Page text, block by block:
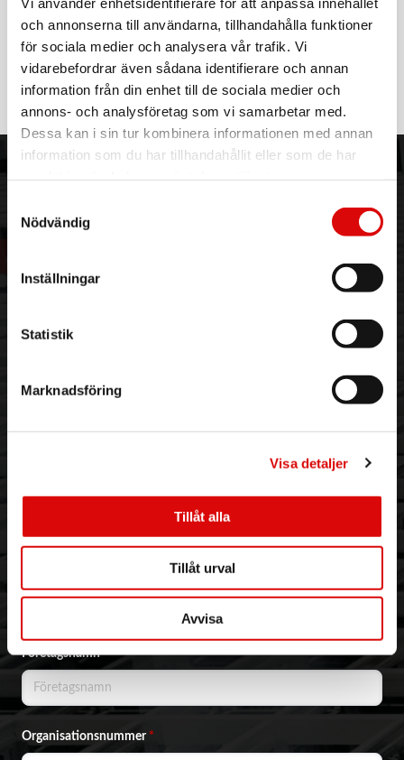
och annonserna till användarna, tillhandahålla funktioner
för sociala medier och analysera vår trafik. Vi
vidarebefordrar även sådana identifierare och annan
information från din enhet till de sociala medier och
annons- och analysföretag som vi samarbetar med.
Dessa kan i sin tur kombinera informationen med annan
information som du har tillhandahållit eller som de har
Nödvändig
Inställningar
Statistik
Marknadsföring
Visa detaljer
Tillåt alla
Tillåt urval
Avvisa
NEXA
MSOR-3500 Dosrelä vägguttag
Art nr:
Tillv. art. nr:
14458
Rek: 299,00 kr
ORDER NORDIC
Om oss
Hållbarhet
Visselblåsning
Aktuellt på Order
KUNDTJÄNST
Godsefterlysning & Felleverans
Skapa konto Telefon:042 - 25 23 00
Kontaktformulär
NYHETSBREV & KAMPANJER
Företagsnamn*
Organisationsnummer *